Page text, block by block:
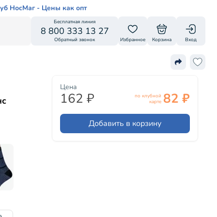
НосМаг - Цены как опт
Бесплатная линия
8 800 333 13 27
Обратный звонок Избранное Корзина Вход
Цена
162 ₽
по клубной
карте 82 ₽
Добавить в корзину